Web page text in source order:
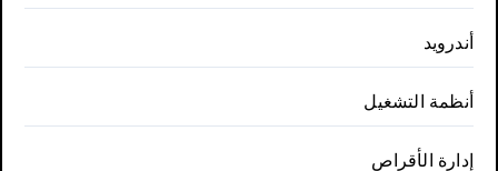
أندرويد
أنظمة التشغيل
إدارة الأقراص